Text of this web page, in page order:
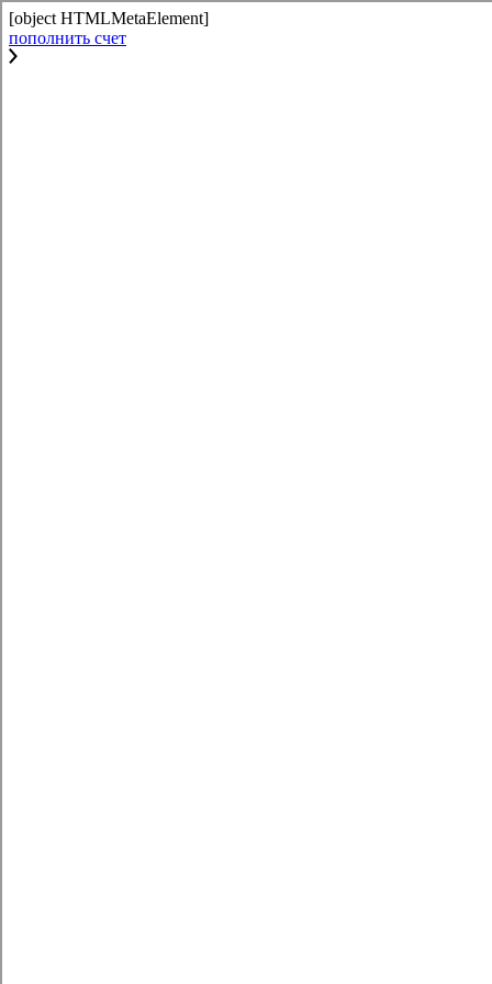
[object HTMLMetaElement]
пополнить счет